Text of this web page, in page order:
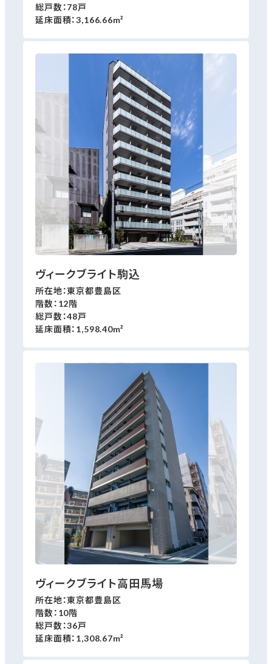
総戸数：78戸
延床面積：3,166.66m²
ヴィークブライト駒込
所在地：東京都豊島区
階数：12階
総戸数：48戸
延床面積：1,598.40m²
ヴィークブライト高田馬場
所在地：東京都豊島区
階数：10階
総戸数：36戸
延床面積：1,308.67m²